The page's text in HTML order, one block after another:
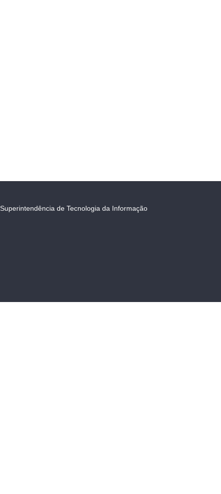
Superintendência de Tecnologia da Informação